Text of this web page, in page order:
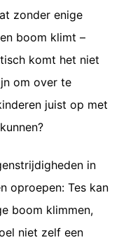
zonder enige
boom klimt –
komt het niet
om over te
juist op met
in
oproepen: Tes kan
boom klimmen,
niet zelf een